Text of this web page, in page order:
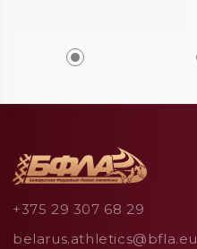
+375 29 307 68 29
belarus.athletics@bfla.eu